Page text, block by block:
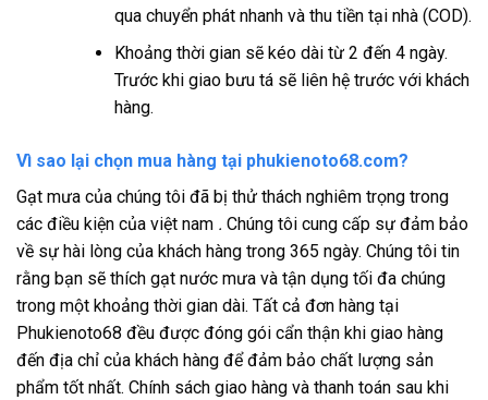
qua chuyển phát nhanh và thu tiền tại nhà (COD).
Khoảng thời gian sẽ kéo dài từ 2 đến 4 ngày.
Trước khi giao bưu tá sẽ liên hệ trước với khách
hàng.
Vì sao lại chọn mua hàng tại phukienoto68.com?
Gạt mưa của chúng tôi đã bị thử thách nghiêm trọng trong
các điều kiện của việt nam . Chúng tôi cung cấp sự đảm bảo
về sự hài lòng của khách hàng trong 365 ngày. Chúng tôi tin
rằng bạn sẽ thích gạt nước mưa và tận dụng tối đa chúng
trong một khoảng thời gian dài. Tất cả đơn hàng tại
Phukienoto68 đều được đóng gói cẩn thận khi giao hàng
đến địa chỉ của khách hàng để đảm bảo chất lượng sản
phẩm tốt nhất. Chính sách giao hàng và thanh toán sau khi